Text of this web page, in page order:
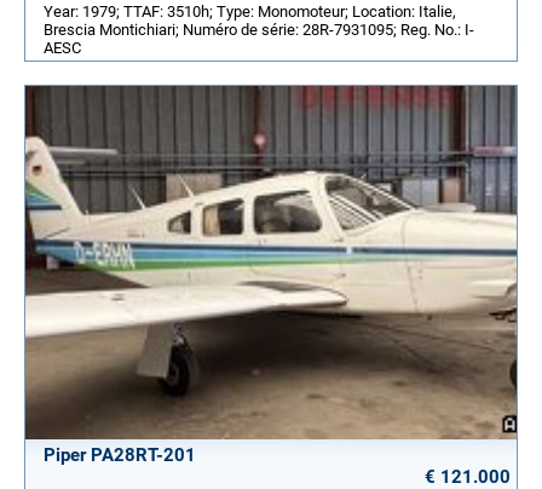
Year: 1979; TTAF: 3510h; Type: Monomoteur; Location: Italie,
Brescia Montichiari; Numéro de série: 28R-7931095; Reg. No.: I-
AESC
Piper PA28RT-201
€ 121.000